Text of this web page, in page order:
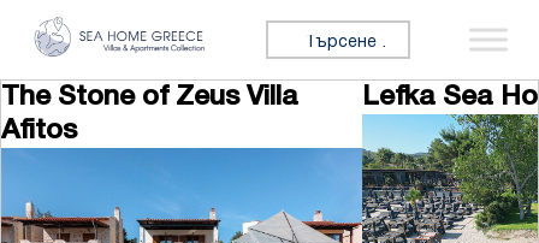
Премини към съдържанието
Търсене за:
The Stone of Zeus Villa
Afitos
Lefka Sea